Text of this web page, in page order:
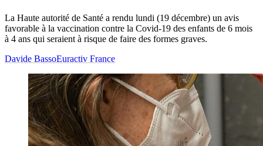
La Haute autorité de Santé a rendu lundi (19 décembre) un avis
favorable à la vaccination contre la Covid-19 des enfants de 6 mois
à 4 ans qui seraient à risque de faire des formes graves.
Davide BassoEuractiv France